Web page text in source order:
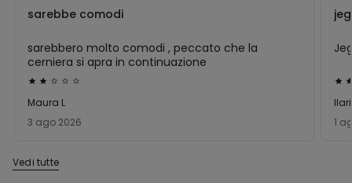
Valutato
2
su
3 ago 2026
Maura L
sarebbe comodi
sarebbero molto comodi , peccato che la
cerniera si apra in continuazione
4
su
1
Vedi tutte